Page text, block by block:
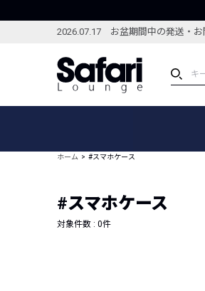
2026.07.17 お盆期間中の発送・お
ブランドから探す
新着アイテム
編集部のおすすめアイテム
ホーム #スマホケース
#スマホケース
対象件数 : 0件